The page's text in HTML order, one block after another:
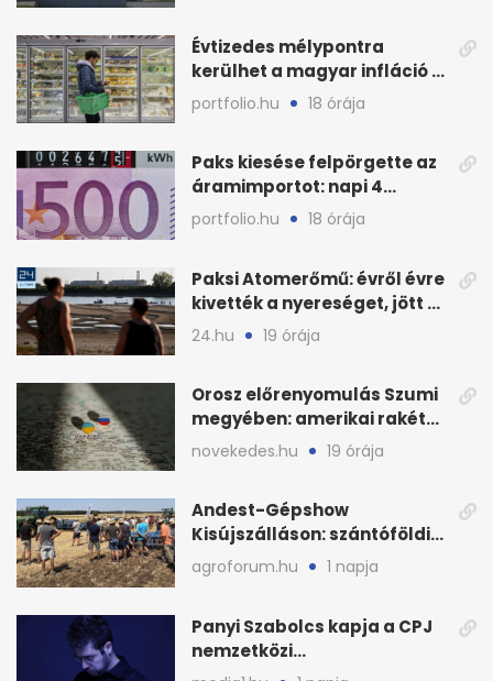
Évtizedes mélypontra
kerülhet a magyar infláció a
KSH új adata szerint
portfolio.hu 18 órája
Paks kiesése felpörgette az
áramimportot: napi 4
milliárd forintos számla
portfolio.hu 18 órája
Paksi Atomerőmű: évről évre
kivették a nyereséget, jött a
baj
24.hu 19 órája
Orosz előrenyomulás Szumi
megyében: amerikai rakéták
is zsákmányként
novekedes.hu 19 órája
Andest-Gépshow
Kisújszálláson: szántóföldi
bemutató 2026. augusztus
12-én
agroforum.hu 1 napja
Panyi Szabolcs kapja a CPJ
nemzetközi
sajtószabadság-díját